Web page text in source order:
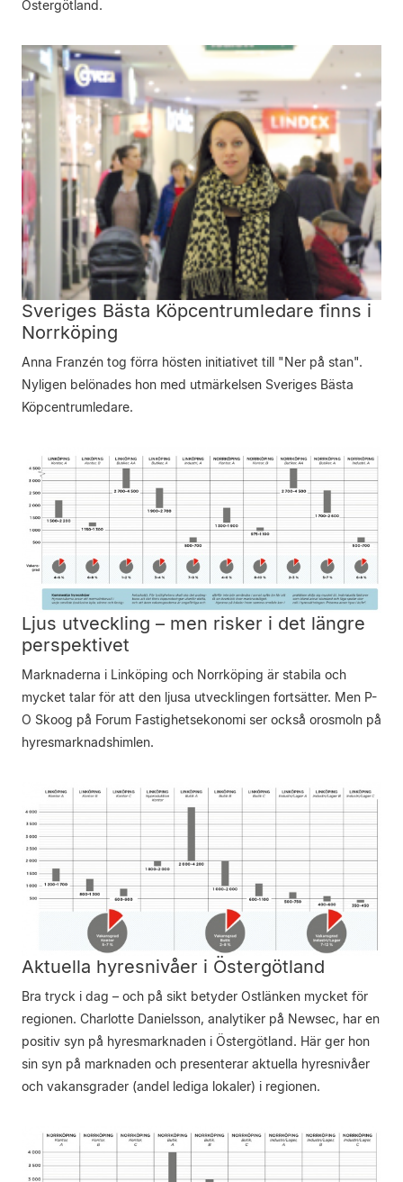
Östergötland.
Sveriges Bästa Köpcentrumledare finns i
Norrköping
Anna Franzén tog förra hösten initiativet till "Ner på stan".
Nyligen belönades hon med utmärkelsen Sveriges Bästa
Köpcentrumledare.
Ljus utveckling – men risker i det längre
perspektivet
Marknaderna i Linköping och Norrköping är stabila och
mycket talar för att den ljusa utvecklingen fortsätter. Men P-
O Skoog på Forum Fastighetsekonomi ser också orosmoln på
hyresmarknadshimlen.
Aktuella hyresnivåer i Östergötland
Bra tryck i dag – och på sikt betyder Ostlänken mycket för
regionen. Charlotte Danielsson, analytiker på Newsec, har en
positiv syn på hyresmarknaden i Östergötland. Här ger hon
sin syn på marknaden och presenterar aktuella hyresnivåer
och vakansgrader (andel lediga lokaler) i regionen.